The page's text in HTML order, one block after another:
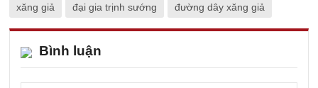
xăng giả đại gia trịnh sướng đường dây xăng giả
Bình luận